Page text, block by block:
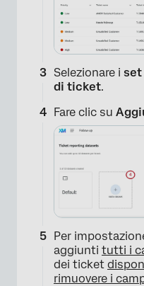
Selezionare i set
di ticket.
Fare clic su
Per
aggiunti tutti i
dei ticket
rimuovere i